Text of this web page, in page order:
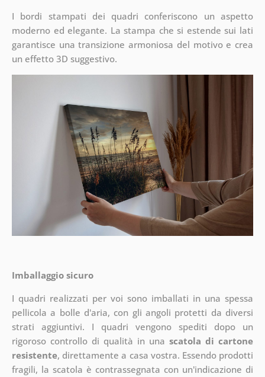
I bordi stampati dei quadri conferiscono un aspetto
moderno ed elegante. La stampa che si estende sui lati
garantisce una transizione armoniosa del motivo e crea
un effetto 3D suggestivo.
Imballaggio sicuro
I quadri realizzati per voi sono imballati in una spessa
pellicola a bolle d'aria, con gli angoli protetti da diversi
strati aggiuntivi. I quadri vengono spediti dopo un
rigoroso controllo di qualità in unascatola di cartone
resistente, direttamente a casa vostra. Essendo prodotti
fragili, la scatola è contrassegnata con un'indicazione di